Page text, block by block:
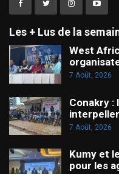
Les + Lus de la
West
7 Août, 2026
Conakry :
7 Août, 2026
Kumy et
pour les